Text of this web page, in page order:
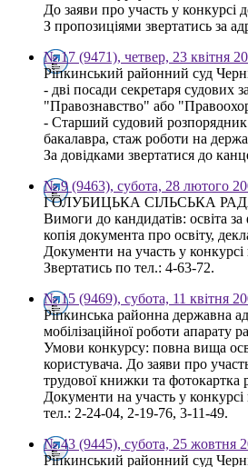
До заяви про участь у конкурсі
З пропозиціями звертатись за
№ 17 (9471), четвер, 23 квітня
Ріпкинський районний суд
- дві посади секретаря судових
"Правознавство" або
- Старший судовий
бакалавра, стаж роботи на
За довідками звертатися до
№ 9 (9463), субота, 28 лютого
ГОЛУБИЦЬКА СІЛЬСЬКА
Вимоги до кандидатів: освіта
копія документа про освіту,
Документи на участь у
Звертатись по тел.: 4-63-72.
№ 15 (9469), субота, 11 квітня
Ріпкинська районна державна
мобілізаційної роботи апарату
Умови конкурсу: повна вища
користувача. До заяви про
трудової книжки та фотокартка
Документи на участь у
тел.: 2-24-04, 2-19-76, 3-11-49.
№ 43 (9445), субота, 25 жовтня
Ріпкинський районний суд